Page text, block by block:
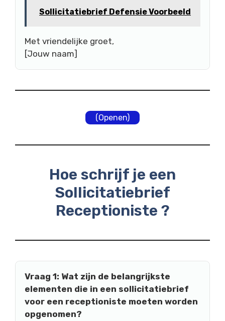
Sollicitatiebrief Defensie Voorbeeld
Met vriendelijke groet,
[Jouw naam]
(Openen)
Hoe schrijf je een
Sollicitatiebrief
Receptioniste ?
Vraag 1: Wat zijn de belangrijkste
elementen die in een sollicitatiebrief
voor een receptioniste moeten worden
opgenomen?